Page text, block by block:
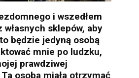
i wszedłem
własnych sklepów, aby
będzie jedyną osobą
mnie po ludzku,
prawdziwej
osoba miała otrzymać